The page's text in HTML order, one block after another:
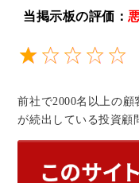
当掲示板の評価：
前社で2000名以上の
が続出している投資顧